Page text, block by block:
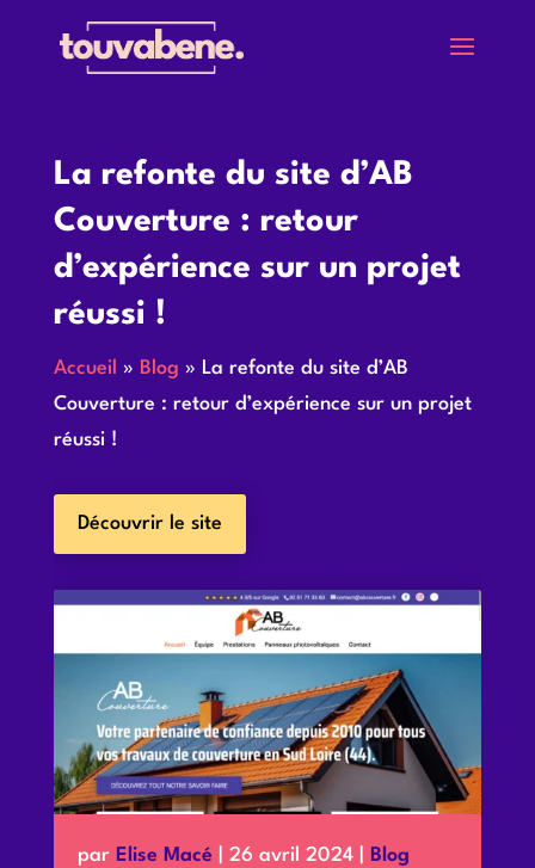
La refonte du site d’AB
Couverture : retour
d’expérience sur un projet
réussi !
Accueil » Blog » La refonte du site d’AB
Couverture : retour d’expérience sur un projet
réussi !
Découvrir le site
par Elise Macé 26 avril 2024| Blog